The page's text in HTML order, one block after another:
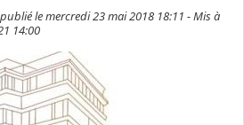
le mercredi 23 mai 2018 18:11 - Mis à
14:00